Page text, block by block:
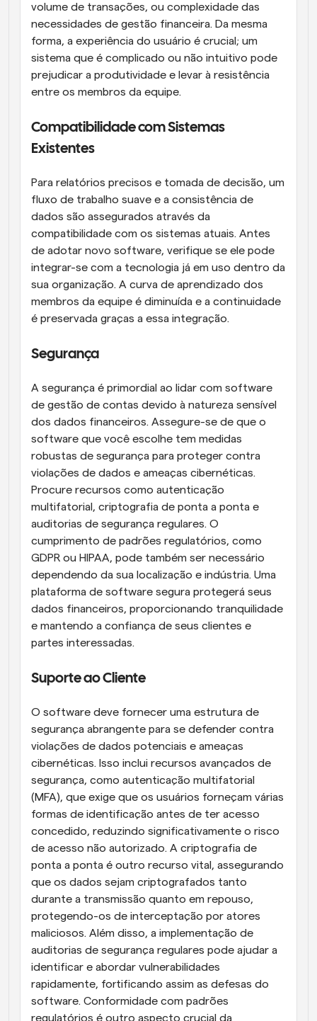
volume de transações, ou complexidade das
necessidades de gestão financeira. Da mesma
forma, a experiência do usuário é crucial; um
sistema que é complicado ou não intuitivo pode
prejudicar a produtividade e levar à resistência
entre os membros da equipe.
Compatibilidade com Sistemas
Existentes
Para relatórios precisos e tomada de decisão, um
fluxo de trabalho suave e a consistência de
dados são assegurados através da
compatibilidade com os sistemas atuais. Antes
de adotar novo software, verifique se ele pode
integrar-se com a tecnologia já em uso dentro da
sua organização. A curva de aprendizado dos
membros da equipe é diminuída e a continuidade
é preservada graças a essa integração.
Segurança
A segurança é primordial ao lidar com software
de gestão de contas devido à natureza sensível
dos dados financeiros. Assegure-se de que o
software que você escolhe tem medidas
robustas de segurança para proteger contra
violações de dados e ameaças cibernéticas.
Procure recursos como autenticação
multifatorial, criptografia de ponta a ponta e
auditorias de segurança regulares. O
cumprimento de padrões regulatórios, como
GDPR ou HIPAA, pode também ser necessário
dependendo da sua localização e indústria. Uma
plataforma de software segura protegerá seus
dados financeiros, proporcionando tranquilidade
e mantendo a confiança de seus clientes e
partes interessadas.
Suporte ao Cliente
O software deve fornecer uma estrutura de
segurança abrangente para se defender contra
violações de dados potenciais e ameaças
cibernéticas. Isso inclui recursos avançados de
segurança, como autenticação multifatorial
(MFA), que exige que os usuários forneçam várias
formas de identificação antes de ter acesso
concedido, reduzindo significativamente o risco
de acesso não autorizado. A criptografia de
ponta a ponta é outro recurso vital, assegurando
que os dados sejam criptografados tanto
durante a transmissão quanto em repouso,
protegendo-os de interceptação por atores
maliciosos. Além disso, a implementação de
auditorias de segurança regulares pode ajudar a
identificar e abordar vulnerabilidades
rapidamente, fortificando assim as defesas do
software. Conformidade com padrões
regulatórios é outro aspecto crucial da